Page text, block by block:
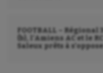
FOOTBALL – Régional
(b), l’Amiens AC et le
Saleux prêts à